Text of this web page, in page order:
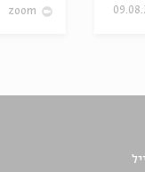
zoom